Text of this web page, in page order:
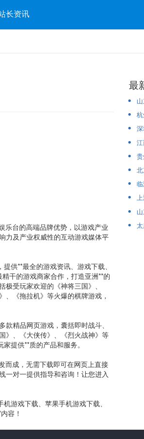
长资讯
乐台的高端品牌优势，以游戏产业
力及产业权威性的互动游戏媒体平
供**最全的游戏资讯、游戏下载、
干的游戏商家合作，打造亚洲**的
受玩家欢迎的《神将三国》、
、《拖拉机》等火爆的棋牌游戏，
精品网页游戏，囊括即时战斗、
》、《大侠传》、《烈火战神》等
提供**质的产品和服务。
而成，无需下载即可在网页上直接
一对一提供指导和咨询！让您进入
游戏下载、苹果手机游戏下载、
容！
最